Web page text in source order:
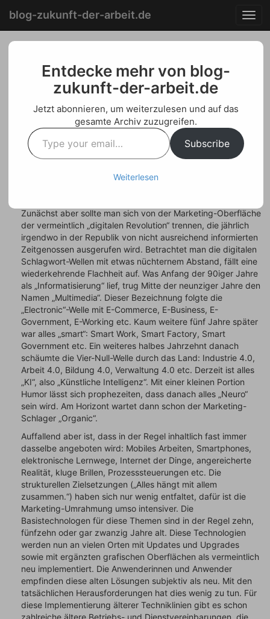
Menu
content
T
o
g
blog-zukunft-der-arbeit.de
Schon wieder digital?
Was ist neu am Neuen?
Was ist alt am Neuen?
Posted on Welf Schroeter
Wie schon mehrfach beschrieben, lässt sich die seit Anfang
Arbeitswelt in mehrere Stufen gliedern. Eine solche
Zunächst aber sollte man sich von der Marketing-Oberfläche
der vermeintlich „digitalen Revolution“ trennen, die jährlich
irgendwo in der Republik von nicht ausreichend informierten
Zeitgenossen ausgerufen wird. Betrachtet man die digitalen
Schlagwort-Wellen mit etwas nüchternem Abstand, fällt eine
wiederkehrende Flachheit auf. Was Anfang der 90iger Jahre
als „Informatisierung“ lief, trug Mitte der neunziger Jahre den
Namen „Multimedia“. Dieser Bezeichnung folgte die
„Electronic“-Welle mit E-Commerce, E-Business, E-
Government, E-Working etc. Kaum weitere fünf Jahre später
war alles „smart“: Smart Work, Smart Factory, Smart
Government etc. Ein weiteres halbes Jahrzehnt danach
schäumte die Vier-Null-Welle durch das Land: Industrie 4.0,
Arbeit 4.0, Bildung 4.0, Verwaltung 4.0 etc. Derzeit ist alles
„KI“, also „Künstliche Intelligenz“. Mit einer kleinen Portion
Humor lässt sich prophezeiten, dass danach alles „Neuro“
sein wird. Am Horizont wartet dann schon der Marketing-
Schlager „Organic“.
Auffallend aber ist, dass in der Regel inhaltlich fast immer
dasselbe angeboten wird: Mobiles Arbeiten, Smartphones,
elektronische Lernwege, Internet der Dinge, angereicherte
Realität, kluge Brillen, Prozesssteuerungen etc. Die
strukturellen Zielsetzungen („Alles hängt mit allem
zusammen.“) haben sich nur wenig entfaltet, dafür ist die
Marketing-Umrahmung umso intensiver. Die
Basistechnologen für diese Themen sind in der Regel zehn,
fünfzehn oder gar zwanzig Jahre alt. Diese Technologien
werden nun an vielen Orten mit Updates und Upgrades
sowie mit ergänzten grafischen Oberflächen als vermeintlich
neu implementiert. Die Anwenderinnen und Anwender
empfinden diese alten Lösungen subjektiv als neu. Mit den
tatsächlichen Herausforderungen hat dies wenig zu tun. Für
diese Implementierung älterer Techniklinien gibt es schon
zahlreiche ältere Betriebs- und Dienstvereinbarungen, die
Entdecke mehr von blog-
zukunft-der-arbeit.de
Jetzt abonnieren, um weiterzulesen und auf das
gesamte Archiv zuzugreifen.
Type
your
email…
Subscribe
Weiterlesen